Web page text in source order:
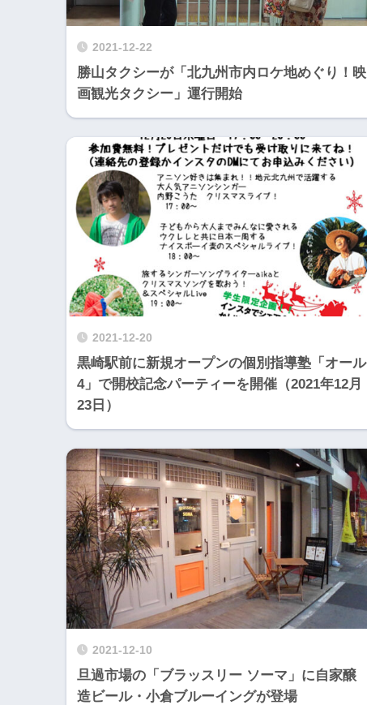
2021-12-22
勝山タクシーが「北九州市内ロケ地めぐり！映
画観光タクシー」運行開始
2021-12-20
黒崎駅前に新規オープンの個別指導塾「オール
4」で開校記念パーティーを開催（2021年12月
23日）
2021-12-10
旦過市場の「ブラッスリー ソーマ」に自家醸
造ビール・小倉ブルーイングが登場